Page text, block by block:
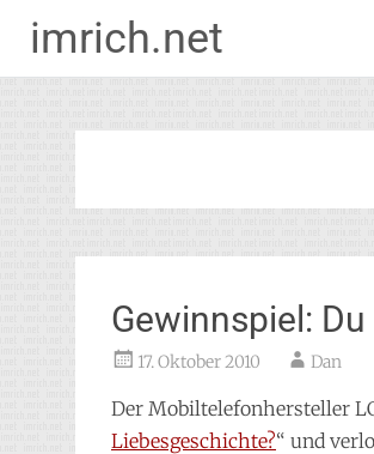
imrich.net
Gewinnspiel:
17. Oktober 2010 Dan
Der Mobiltelefonhersteller
Liebesgeschichte?“ und